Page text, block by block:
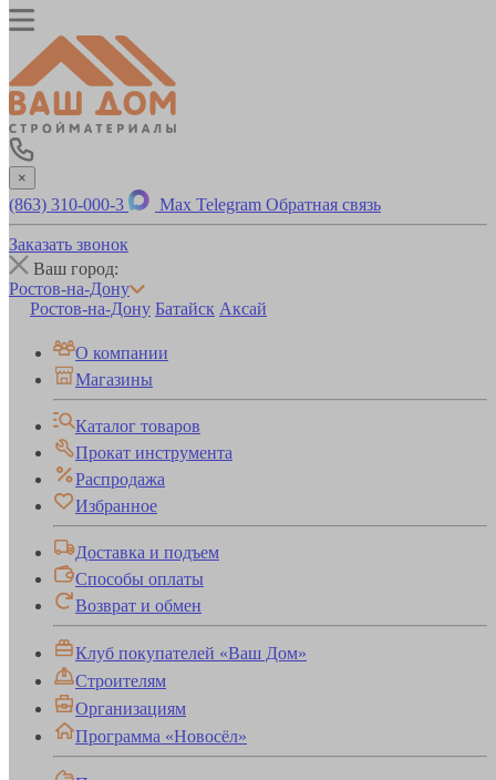
×
(863) 310-000-3 Max Telegram Обратная связь
Заказать звонок
Ваш город:
Ростов-на-Дону
Ростов-на-Дону Батайск Аксай
О компании
Магазины
Каталог товаров
Прокат инструмента
Распродажа
Избранное
Доставка и подъем
Способы оплаты
Возврат и обмен
Клуб покупателей «Ваш Дом»
Строителям
Организациям
Программа «Новосёл»